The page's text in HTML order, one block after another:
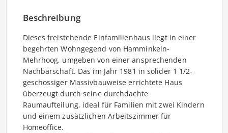
Beschreibung
Dieses freistehende Einfamilienhaus liegt in einer
begehrten Wohngegend von Hamminkeln-
Mehrhoog, umgeben von einer ansprechenden
Nachbarschaft. Das im Jahr 1981 in solider 1 1/2-
geschossiger Massivbauweise errichtete Haus
überzeugt durch seine durchdachte
Raumaufteilung, ideal für Familien mit zwei Kindern
und einem zusätzlichen Arbeitszimmer für
Homeoffice.